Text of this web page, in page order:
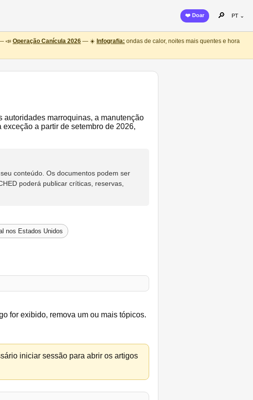
❤️ Doar 🔎 PT ⌄
📣 Operação Canícula 2026 — ☀️ Infografia: ondas de calor, noites mais quentes e hora
autoridades marroquinas, a manutenção
a partir de setembro de 2026,
conteúdo. Os documentos podem ser
poderá publicar críticas, reservas,
nos Estados Unidos
for exibido, remova um ou mais tópicos.
iniciar sessão para abrir os artigos